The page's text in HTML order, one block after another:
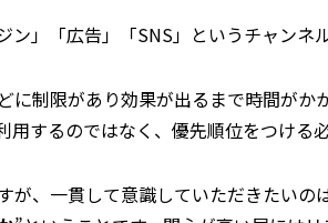
」「広告」「SNS」というチャンネ
に制限があり効果が出るまで時間がか
するのではなく、優先順位をつける必
が、一貫して意識していただきたいの